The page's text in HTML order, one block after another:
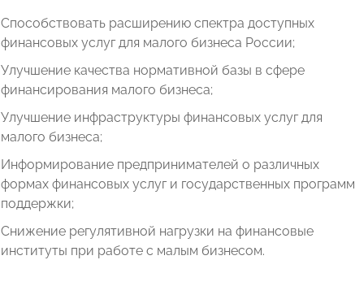
Способствовать расширению спектра доступных
финансовых услуг для малого бизнеса России;
Улучшение качества нормативной базы в сфере
финансирования малого бизнеса;
Улучшение инфраструктуры финансовых услуг для
малого бизнеса;
Информирование предпринимателей о различных
формах финансовых услуг и государственных программ
поддержки;
Снижение регулятивной нагрузки на финансовые
институты при работе с малым бизнесом.